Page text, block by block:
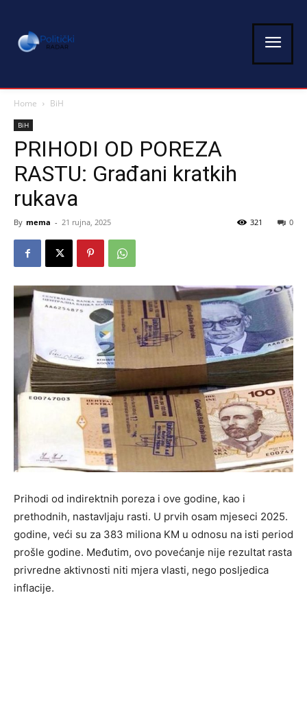
Home BiH
BiH
PRIHODI OD POREZA
RASTU: Građani kratkih
rukava
By mema - 21 rujna, 2025 0
321
Prihodi od indirektnih poreza i ove godine, kao i
prethodnih, nastavljaju rasti. U prvih osam mjeseci 2025.
godine, veći su za 383 miliona KM u odnosu na isti period
prošle godine. Međutim, ovo povećanje nije rezultat rasta
privredne aktivnosti niti mjera vlasti, nego posljedica
inflacije.